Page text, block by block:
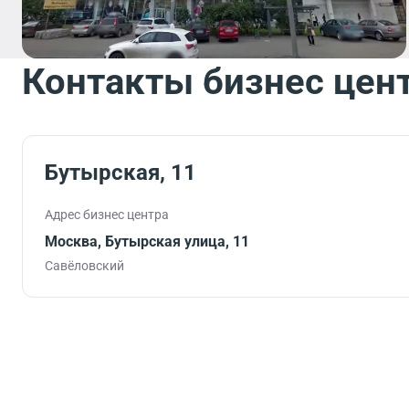
Контакты бизнес
Бутырская, 11
Адрес бизнес центра
Москва, Бутырская улица, 11
Савёловский